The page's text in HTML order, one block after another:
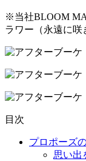
※当社BLOOM
ラワー（永遠に咲
目次
プロポーズ
思い出